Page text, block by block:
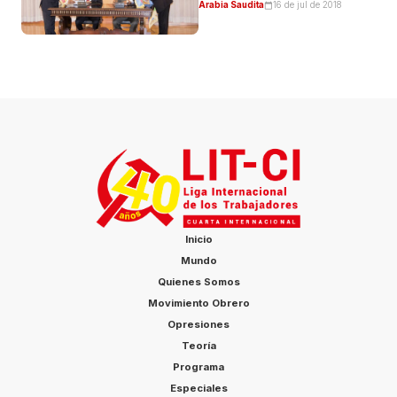
Arabia Saudita 16 de jul de 2018
Inicio
Mundo
Quienes Somos
Movimiento Obrero
Opresiones
Teoría
Programa
Especiales